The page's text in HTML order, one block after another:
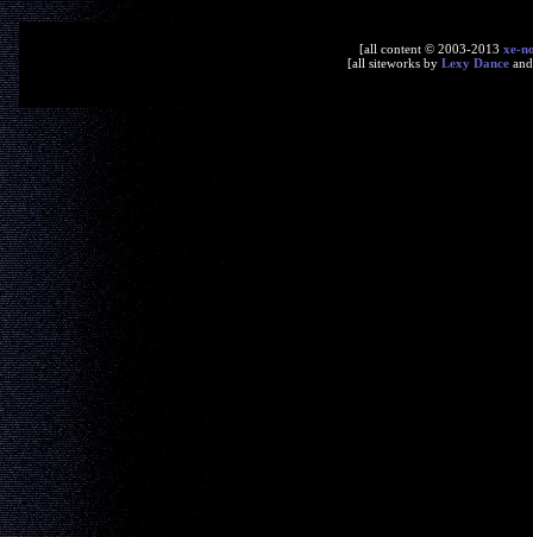
[all content © 2003-2013 xe-
[all siteworks by Lexy Dance